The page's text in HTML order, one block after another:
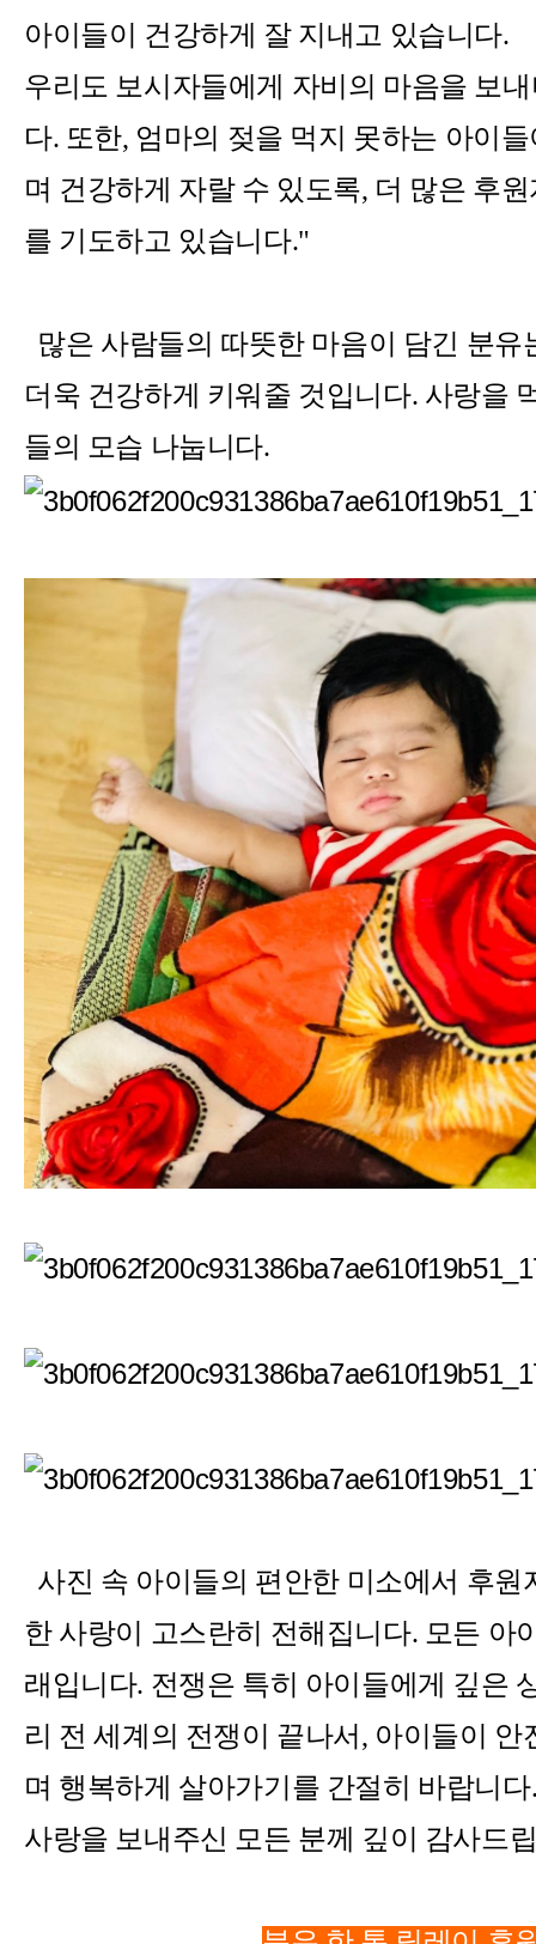
아이들이 건강하게 잘 지내고 있습니다.
우리도 보시자들에게 자비의 마음을 보
다. 또한, 엄마의 젖을 먹지 못하는 아이
며 건강하게 자랄 수 있도록, 더 많은 후
를 기도하고 있습니다."
많은 사람들의 따뜻한 마음이 담긴 분
더욱 건강하게 키워줄 것입니다. 사랑을
들의 모습 나눕니다.
사진 속 아이들의 편안한 미소에서 후
한 사랑이 고스란히 전해집니다. 모든 아
래입니다. 전쟁은 특히 아이들에게 깊은
리 전 세계의 전쟁이 끝나서, 아이들이 안
며 행복하게 살아가기를 간절히 바랍니다
사랑을 보내주신 모든 분께 깊이 감사드